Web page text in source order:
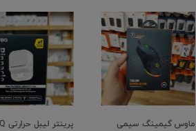
پرینتر لیبل حرارتی JBQ
ماوس